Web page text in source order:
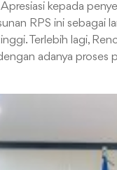
kepada
RPS ini sebagai
Terlebih lagi,
adanya proses